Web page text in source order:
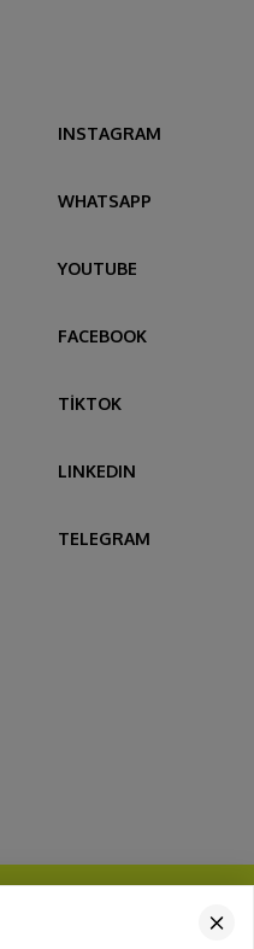
INSTAGRAM
WHATSAPP
YOUTUBE
FACEBOOK
TİKTOK
LINKEDIN
TELEGRAM